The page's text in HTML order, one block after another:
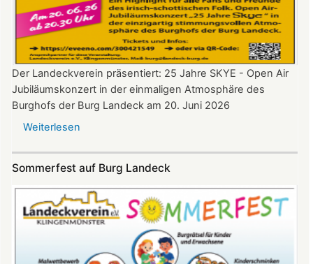
Der Landeckverein präsentiert: 25 Jahre SKYE - Open Air
Jubiläumskonzert in der einmaligen Atmosphäre des
Burghofs der Burg Landeck am 20. Juni 2026
Weiterlesen
auf
Burg
Landeck
am
Juni
Sommerfest auf Burg Landeck